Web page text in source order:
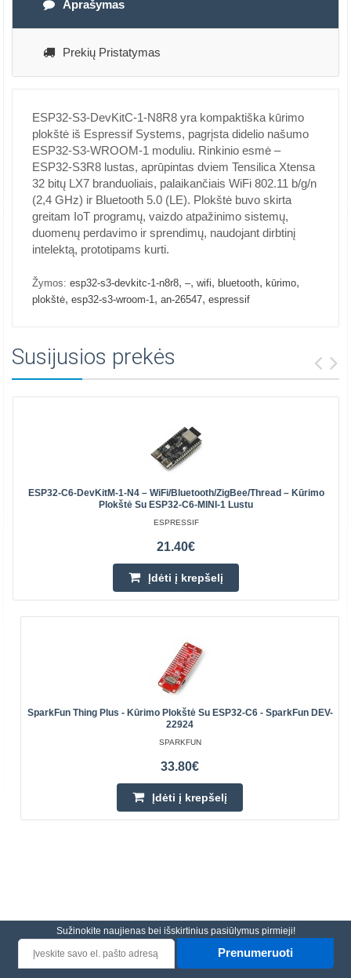
Aprašymas
Prekių Pristatymas
ESP32-S3-DevKitC-1-N8R8 yra kompaktiška kūrimo
plokštė iš Espressif Systems, pagrįsta didelio našumo
ESP32-S3-WROOM-1 moduliu. Rinkinio esmė –
ESP32-S3R8 lustas, aprūpintas dviem Tensilica Xtensa
32 bitų LX7 branduoliais, palaikančiais WiFi 802.11 b/g/n
(2,4 GHz) ir Bluetooth 5.0 (LE). Plokštė buvo skirta
greitam IoT programų, vaizdo atpažinimo sistemų,
duomenų perdavimo ir sprendimų, naudojant dirbtinį
intelektą, prototipams kurti.
Žymos: esp32-s3-devkitc-1-n8r8, –, wifi, bluetooth, kūrimo,
plokštė, esp32-s3-wroom-1, an-26547, espressif
Susijusios prekės
ESP32-C6-DevKitM-1-N4 – WiFi/Bluetooth/ZigBee/Thread – Kūrimo
Plokštė Su ESP32-C6-MINI-1 Lustu
ESPRESSIF
21.40€
Įdėti į krepšelį
SparkFun Thing Plus - Kūrimo Plokštė Su ESP32-C6 - SparkFun DEV-
22924
SPARKFUN
33.80€
Įdėti į krepšelį
Sužinokite naujienas bei išskirtinius pasiūlymus pirmieji!
Prenumeruoti